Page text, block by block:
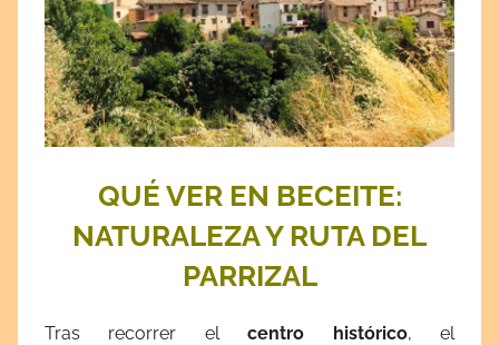
QUÉ VER EN BECEITE:
NATURALEZA Y RUTA DEL
PARRIZAL
Tras recorrer elcentro histórico, el